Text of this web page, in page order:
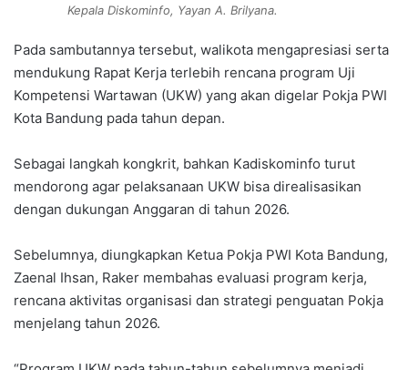
Kepala Diskominfo, Yayan A. Brilyana.
Pada sambutannya tersebut, walikota mengapresiasi serta
mendukung Rapat Kerja terlebih rencana program Uji
Kompetensi Wartawan (UKW) yang akan digelar Pokja PWI
Kota Bandung pada tahun depan.
Sebagai langkah kongkrit, bahkan Kadiskominfo turut
mendorong agar pelaksanaan UKW bisa direalisasikan
dengan dukungan Anggaran di tahun 2026.
Sebelumnya, diungkapkan Ketua Pokja PWI Kota Bandung,
Zaenal Ihsan, Raker membahas evaluasi program kerja,
rencana aktivitas organisasi dan strategi penguatan Pokja
menjelang tahun 2026.